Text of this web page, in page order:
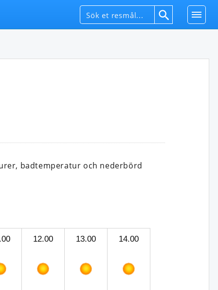
badtemperatur och nederbörd
12.00 13.00 14.00